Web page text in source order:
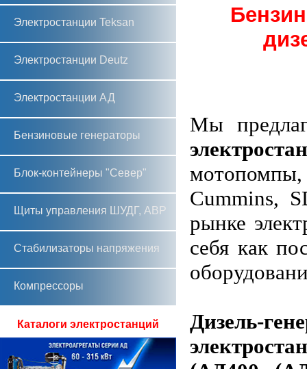
Электростанции Teksan
Электростанции Deutz
Электростанции АД
Бензиновые генераторы
Блок-контейнеры "Север"
Щиты управления ШУДГ, АВР
Стабилизаторы напряжения
Компрессоры
Каталоги электростанций
Мы
мотопомпы,
Cummins,
рынке
себя как
Дизель-